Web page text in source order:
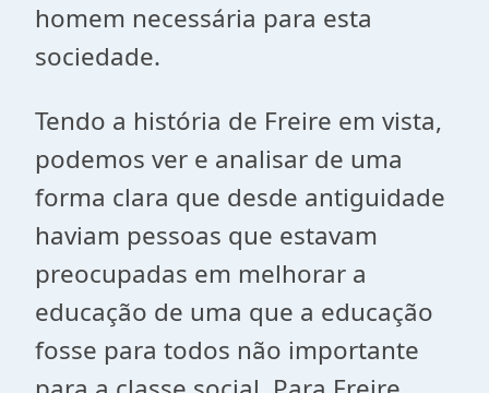
homem necessária para esta
sociedade.
Tendo a história de Freire em vista,
podemos ver e analisar de uma
forma clara que desde antiguidade
haviam pessoas que estavam
preocupadas em melhorar a
educação de uma que a educação
fosse para todos não importante